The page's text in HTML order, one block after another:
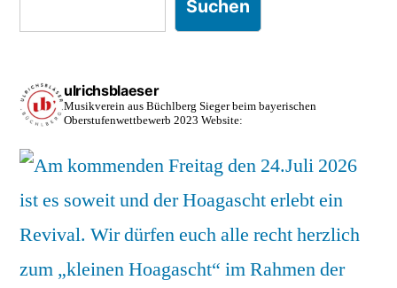
Suchen
ulrichsblaeser
Musikverein aus Büchlberg Sieger beim bayerischen
Oberstufenwettbewerb 2023 Website: